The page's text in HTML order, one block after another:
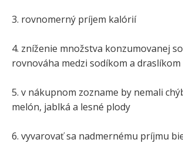
3. rovnomerný príjem kalórií
4. zníženie množstva konzumovanej
rovnováha medzi sodíkom a draslíkom
5. v nákupnom zozname by nemali
melón, jablká a lesné plody
6. vyvarovať sa nadmernému príjmu